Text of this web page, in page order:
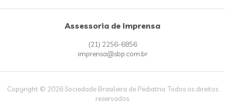
Assessoria de Imprensa
(21) 2256-6856
imprensa@sbp.com.br
Copyright © 2026 Sociedade Brasileira de Pediatria. Todos os direitos
reservados.